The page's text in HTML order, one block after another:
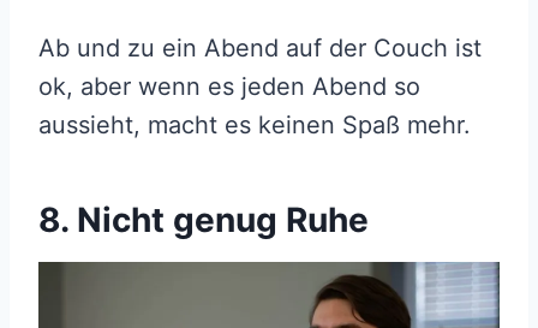
Ab und zu ein Abend auf der Couch ist
ok, aber wenn es jeden Abend so
aussieht, macht es keinen Spaß mehr.
8. Nicht genug Ruhe